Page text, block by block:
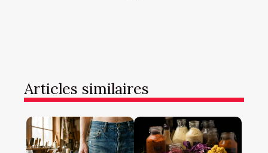
Articles similaires